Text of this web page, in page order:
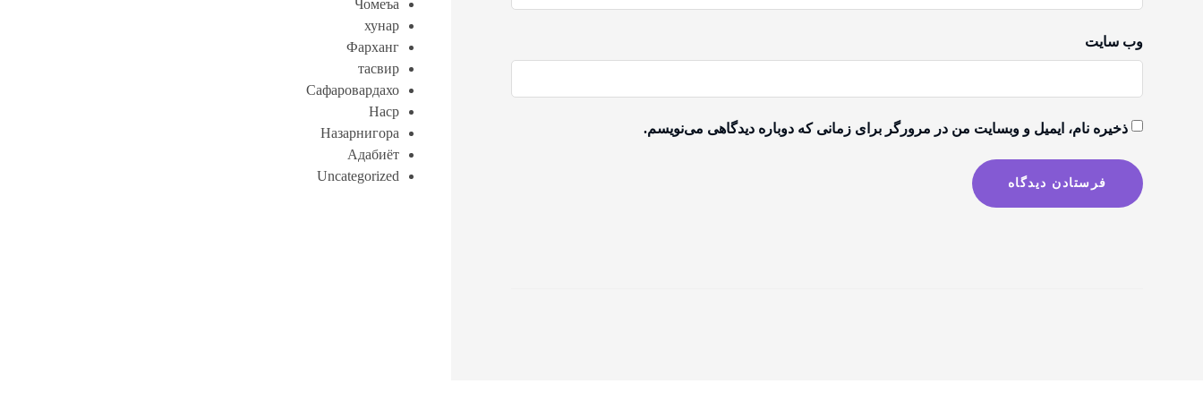
وب‌ سایت
ذخیره نام، ایمیل و وبسایت من در مرورگر برای زمانی که دوباره دیدگاهی می‌نویسم.
Чомеъа
хунар
Фарханг
тасвир
Сафаровардахо
Наср
Назарнигора
Адабиёт
Uncategorized